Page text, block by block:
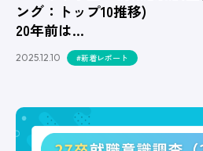
ング：トップ10推移)
20年前は…
2025.12.10 #新着レポート